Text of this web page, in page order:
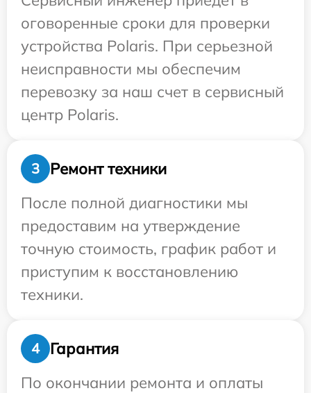
оговоренные сроки для проверки
устройства Polaris. При серьезной
неисправности мы обеспечим
перевозку за наш счет в сервисный
центр Polaris.
3
Ремонт техники
После полной диагностики мы
предоставим на утверждение
точную стоимость, график работ и
приступим к восстановлению
техники.
4
Гарантия
По окончании ремонта и оплаты